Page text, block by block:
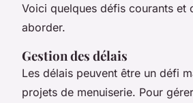
Voici quelques défis courants et
aborder.
Gestion des délais
Les délais peuvent être un défi
projets de menuiserie. Pour